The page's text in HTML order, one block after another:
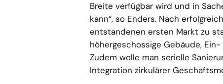
Breite verfügbar wird und in
kann“, so Enders. Nach
entstandenen ersten Markt zu
höhergeschossige Gebäude,
Zudem wolle man serielle
Integration zirkulärer